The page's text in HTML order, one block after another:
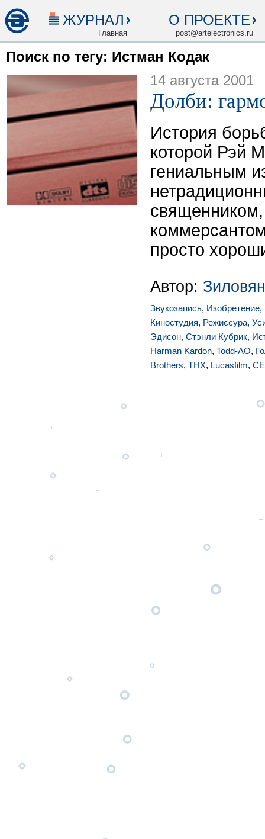
ЖУРНАЛ
Главная
О ПРОЕКТЕ
post@artelectronics.ru
Поиск по тегу: Истман Кодак
14 августа 2001
Долби:
История
которой Рэй
гениальным
просто
Автор:
Звукозапись, Изобретение,
Киностудия, Режиссура,
Эдисон, Стэнли Кубрик,
Harman Kardon, Todd-AO,
Brothers, THX, Lucasfilm,